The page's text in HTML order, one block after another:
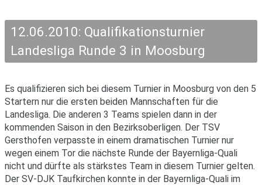
12.06.2010: Qualifikationsturnier
Landesliga Runde 3 in Moosburg
Es qualifizieren sich bei diesem Turnier in Moosburg von den 5
Startern nur die ersten beiden Mannschaften für die
Landesliga. Die anderen 3 Teams spielen dann in der
kommenden Saison in den Bezirksoberligen. Der TSV
Gersthofen verpasste in einem dramatischen Turnier nur
wegen einem Tor die nächste Runde der Bayernliga-Quali
nicht und dürfte als stärkstes Team in diesem Turnier gelten.
Der SV-DJK Taufkirchen konnte in der Bayernliga-Quali im